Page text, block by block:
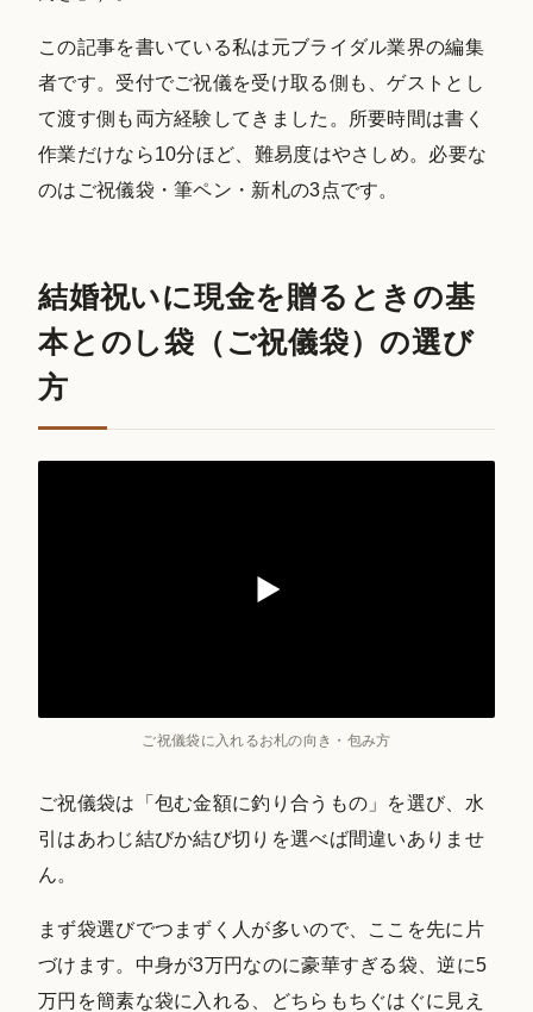
この記事を書いている私は元ブライダル業界の編集
者です。受付でご祝儀を受け取る側も、ゲストとし
て渡す側も両方経験してきました。所要時間は書く
作業だけなら10分ほど、難易度はやさしめ。必要な
のはご祝儀袋・筆ペン・新札の3点です。
結婚祝いに現金を贈るときの基
本とのし袋（ご祝儀袋）の選び
方
ご祝儀袋に入れるお札の向き・包み方
ご祝儀袋は「包む金額に釣り合うもの」を選び、水
引はあわじ結びか結び切りを選べば間違いありませ
ん。
まず袋選びでつまずく人が多いので、ここを先に片
づけます。中身が3万円なのに豪華すぎる袋、逆に5
万円を簡素な袋に入れる、どちらもちぐはぐに見え